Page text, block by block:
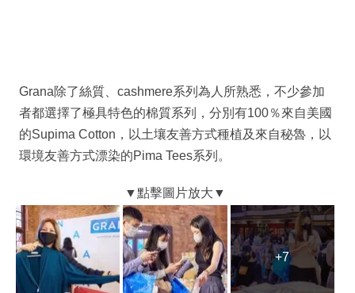
Grana除了絲質、cashmere系列為人所熟悉，不少參加
者都選擇了極具特色的棉質系列，分別有100％來自美國
的Supima Cotton，以土壤友善方式種植及來自秘魯，以
環境友善方式漂染的Pima Tees系列。
+7